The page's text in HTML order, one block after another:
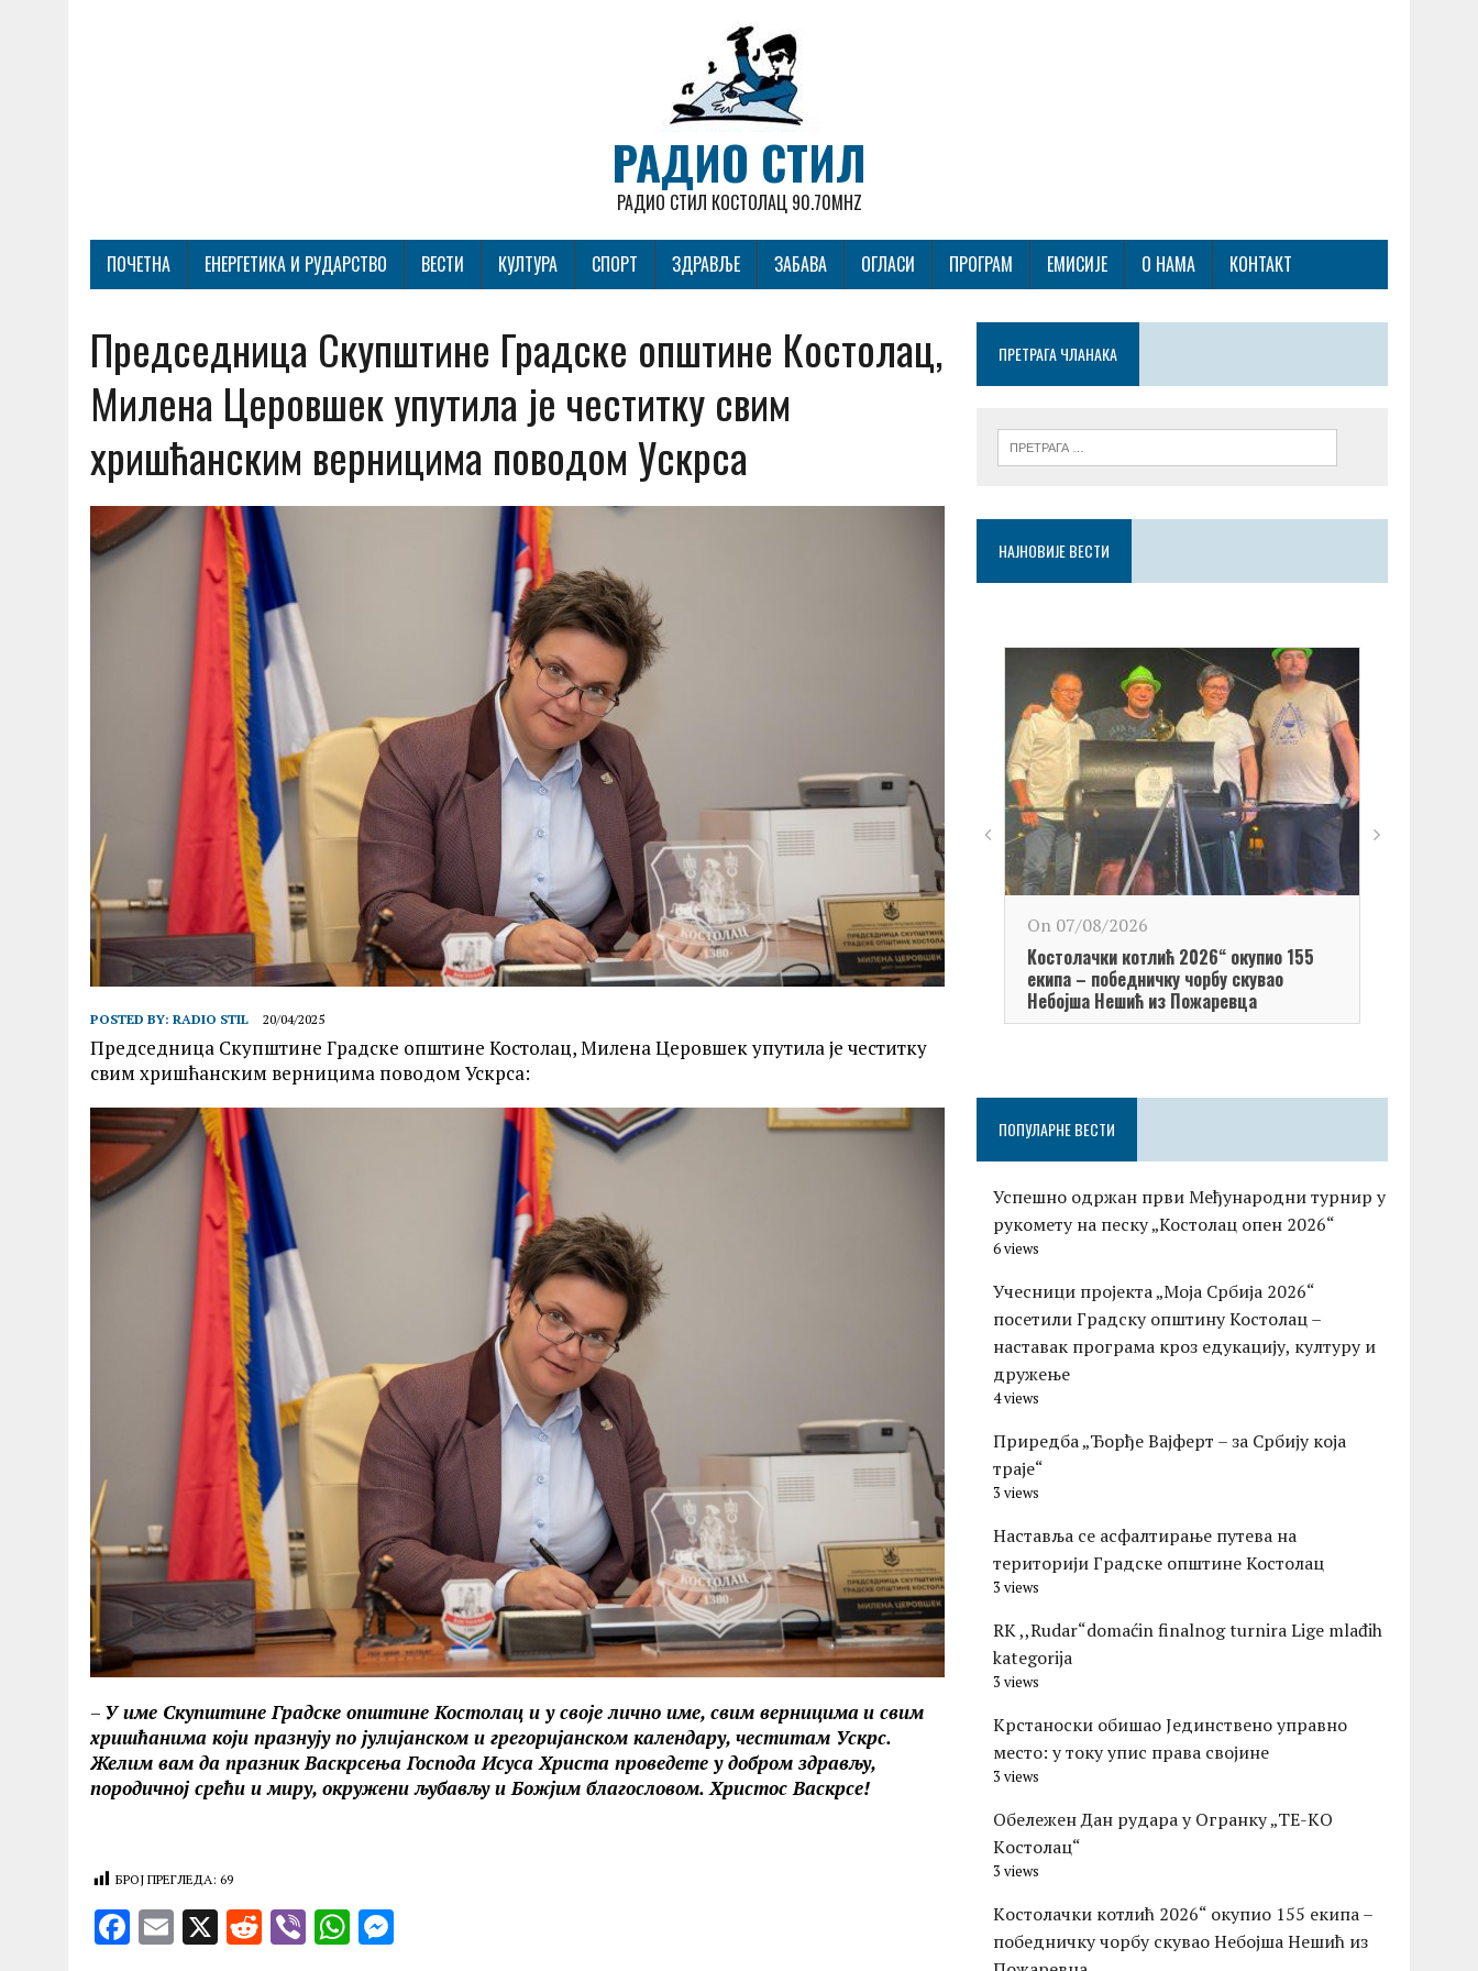
РАДИО СТИЛ
РАДИО СТИЛ КОСТОЛАЦ 90.70MHZ
ПОЧЕТНА ЕНЕРГЕТИКА И РУДАРСТВО ВЕСТИ КУЛТУРА СПОРТ ЗДРАВЉЕ ЗАБАВА ОГЛАСИ ПРОГРАМ ЕМИСИЈЕ О НАМА КОНТАКТ
Председница Скупштине Градске општине Костолац,
Милена Церовшек упутила је честитку свим
хришћанским верницима поводом Ускрса
POSTED BY: RADIO STIL 20/04/2025
Председница Скупштине Градске општине Костолац, Милена Церовшек упутила је честитку
свим хришћанским верницима поводом Ускрса:
– У име Скупштине Градске општине Костолац и у своје лично име, свим верницимаи свим
хришћанима који празнују по јулијанском и грегоријанском календару, честитам Ускрс.
Желим вам да празник Васкрсења Господа Исуса Христа проведете у добром здрављу,
породичној срећи и миру, окружени љубављу и Божјим благословом. Христос Васкрсе!
БРОЈ ПРЕГЛЕДА: 69
F E X R V W
ПРЕТРАГА ЧЛАНАКА
НАЈНОВИЈЕ ВЕСТИ
On 07/08/2026
Kостолачки котлић 2026“ окупио 155
екипа – победничку чорбу скувао
Небојша Нешић из Пожаревца
ПОПУЛАРНЕ ВЕСТИ
Успешно одржан први Међународни турнир у
рукомету на песку „Костолац опен 2026“
6 views
Учесници пројекта „Моја Србија 2026“
посетили Градску општину Костолац –
наставак програма кроз едукацију, културу и
дружење
4 views
Приредба „Ђорђе Вајферт – за Србију која
траје“
3 views
Наставља се асфалтирање путева на
територији Градске општине Костолац
3 views
RK ,,Rudar“domaćin finalnog turnira Lige mlađih
kategorija
3 views
Крстаноски обишао Јединствено управно
место: у току упис права својине
3 views
Обележен Дан рудара у Огранку „ТЕ-KО
Kостолац“
3 views
Kостолачки котлић 2026“ окупио 155 екипа –
победничку чорбу скувао Небојша Нешић из